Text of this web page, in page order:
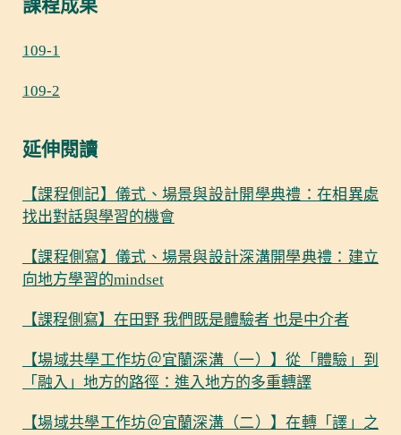
課程成果
109-1
109-2
延伸閱讀
【課程側記】儀式、場景與設計開學典禮：在相異處
找出對話與學習的機會
【課程側寫】儀式、場景與設計深溝開學典禮：建立
向地方學習的mindset
【課程側寫】在田野 我們既是體驗者 也是中介者
【場域共學工作坊＠宜蘭深溝（一）】從「體驗」到
「融入」地方的路徑：進入地方的多重轉譯
【場域共學工作坊＠宜蘭深溝（二）】在轉「譯」之